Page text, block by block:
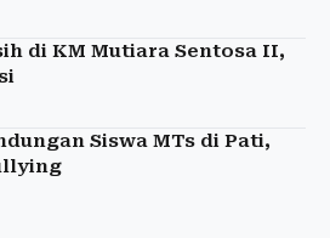
di KM Mutiara Sentosa II,
Siswa MTs di Pati,